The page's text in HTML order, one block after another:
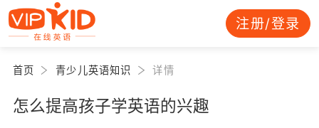
注册/登录
首页 青少儿英语知识 详情
怎么提高孩子学英语的兴趣